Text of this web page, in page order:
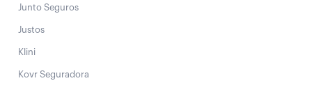
Junto Seguros
Justos
Klini
Kovr Seguradora